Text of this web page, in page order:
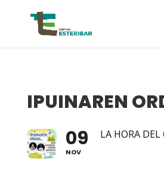
IPUINAREN
09
NOV
LA HORA